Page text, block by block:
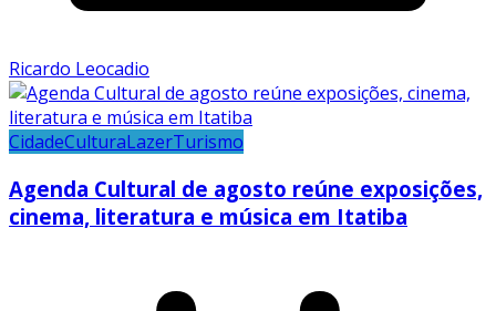
Ricardo Leocadio
CidadeCulturaLazerTurismo
Agenda Cultural de agosto reúne exposições,
cinema, literatura e música em Itatiba